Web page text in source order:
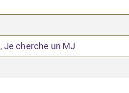
, Je cherche un MJ